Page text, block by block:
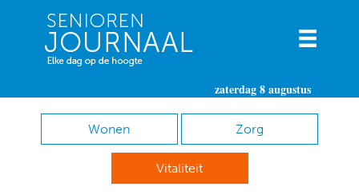
zaterdag 8 augustus
Wonen Zorg
Vitaliteit